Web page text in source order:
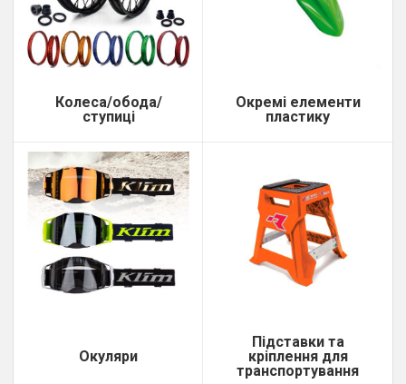
Колеса/обода/
ступиці
Окремі елементи
пластику
Окуляри
Підставки та
кріплення для
транспортування